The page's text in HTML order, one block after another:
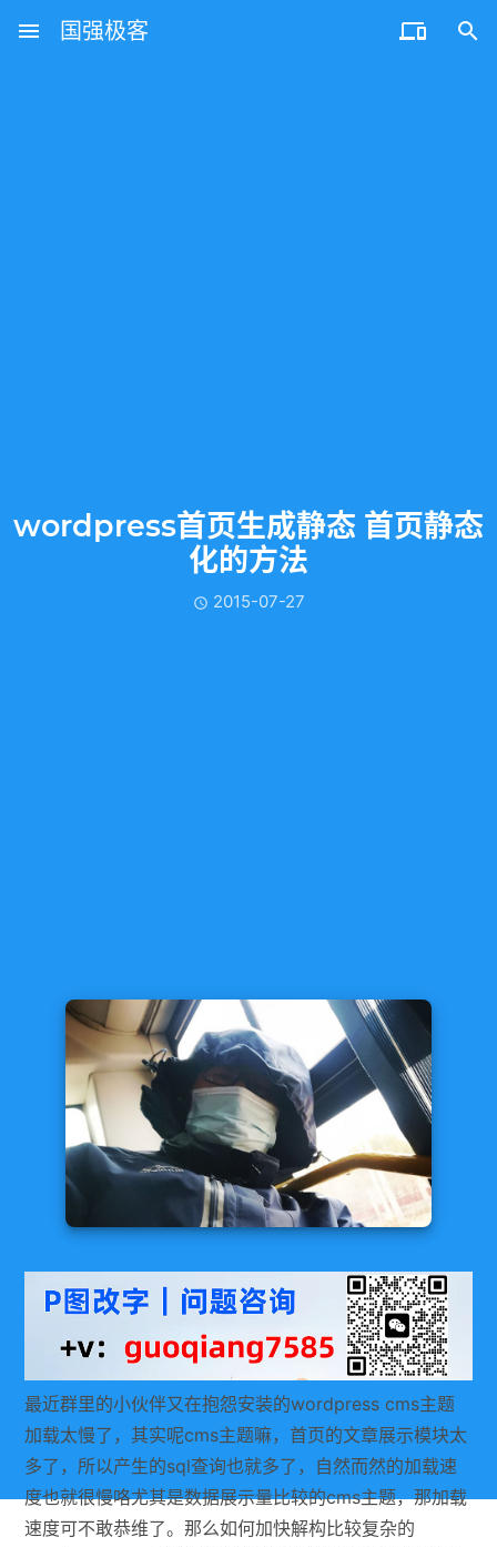
menu 国强极客  
wordpress首页生成静态 首页静态
化的方法
 2015-07-27
最近群里的小伙伴又在抱怨安装的wordpress cms主题
加载太慢了，其实呢cms主题嘛，首页的文章展示模块太
多了，所以产生的sql查询也就多了，自然而然的加载速
度也就很慢咯尤其是数据展示量比较的cms主题，那加载
速度可不敢恭维了。那么如何加快解构比较复杂的